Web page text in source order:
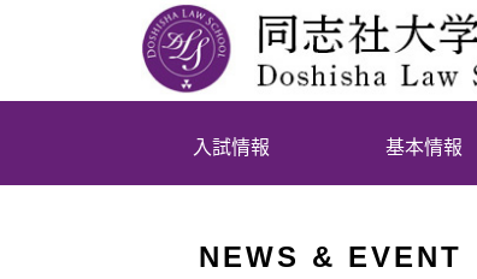
入試情報 基本情報
NEWS & EVENT